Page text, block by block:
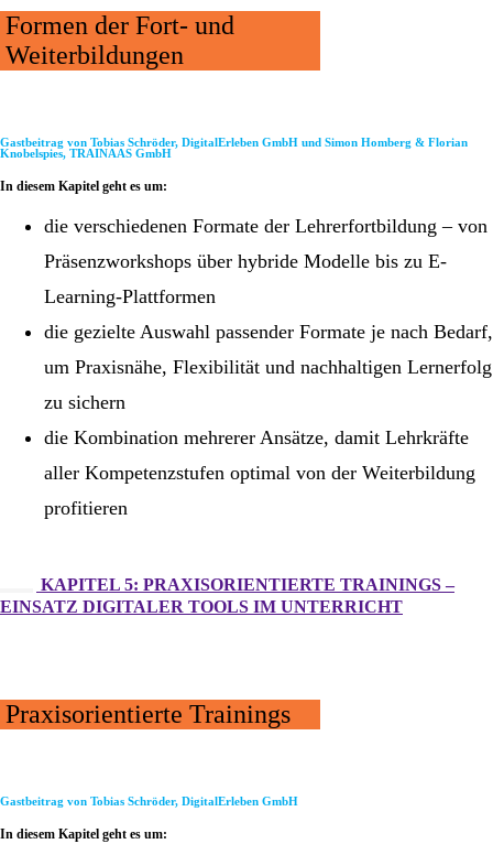
Formen der Fort- und
Weiterbildungen
Gastbeitrag von Tobias Schröder, DigitalErleben GmbH und Simon Homberg & Florian
Knobelspies, TRAINAAS GmbH
In diesem Kapitel geht es um:
die verschiedenen Formate der Lehrerfortbildung – von
Präsenzworkshops über hybride Modelle bis zu E-
Learning-Plattformen
die gezielte Auswahl passender Formate je nach Bedarf,
um Praxisnähe, Flexibilität und nachhaltigen Lernerfolg
zu sichern
die Kombination mehrerer Ansätze, damit Lehrkräfte
aller Kompetenzstufen optimal von der Weiterbildung
profitieren
KAPITEL 5: PRAXISORIENTIERTE TRAININGS –
EINSATZ DIGITALER TOOLS IM UNTERRICHT
Praxisorientierte Trainings
Gastbeitrag von Tobias Schröder, DigitalErleben GmbH
In diesem Kapitel geht es um: